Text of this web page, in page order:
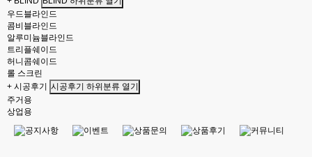
우드블라인드
콤비블라인드
알루미늄블라인드
트리플쉐이드
허니콤쉐이드
롤 스크린
+ 시공후기 시공후기 하위분류 열기
주거용
상업용